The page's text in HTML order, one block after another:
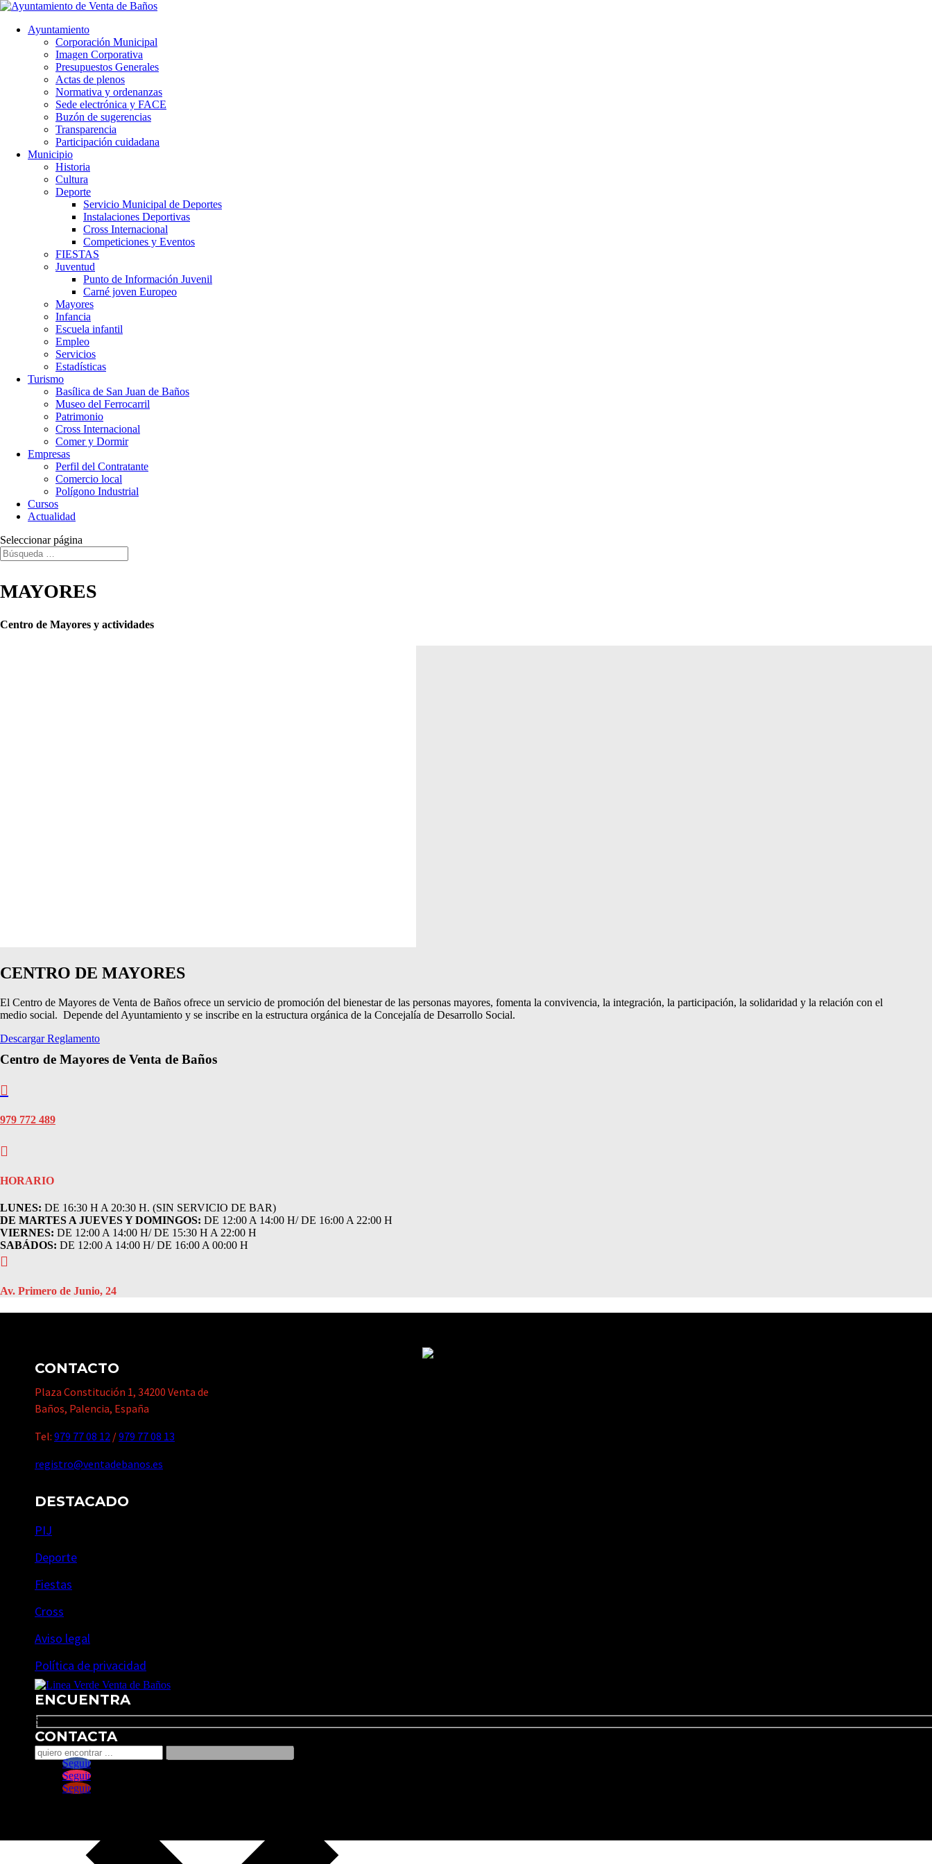
Ayuntamiento
Corporación Municipal
Imagen Corporativa
Presupuestos Generales
Actas de plenos
Normativa y ordenanzas
Sede electrónica y FACE
Buzón de sugerencias
Transparencia
Participación cuidadana
Municipio
Historia
Cultura
Deporte
Servicio Municipal de Deportes
Instalaciones Deportivas
Cross Internacional
Competiciones y Eventos
FIESTAS
Juventud
Punto de Información Juvenil
Carné joven Europeo
Mayores
Infancia
Escuela infantil
Empleo
Servicios
Estadísticas
Turismo
Basílica de San Juan de Baños
Museo del Ferrocarril
Patrimonio
Cross Internacional
Comer y Dormir
Empresas
Perfil del Contratante
Comercio local
Polígono Industrial
Cursos
Actualidad
Seleccionar página
MAYORES
Centro de Mayores y actividades
CENTRO DE MAYORES
El Centro de Mayores de Venta de Baños ofrece un servicio de promoción del bienestar de las personas mayores, fomenta la convivencia, la integración, la participación, la solidaridad y la relación con el
medio social. Depende del Ayuntamiento y se inscribe en la estructura orgánica de la Concejalía de Desarrollo Social.
Descargar Reglamento
Centro de Mayores de Venta de Baños

979 772 489

HORARIO
LUNES: DE 16:30 H A 20:30 H. (SIN SERVICIO DE BAR)
DE MARTES A JUEVES Y DOMINGOS: DE 12:00 A 14:00 H/ DE 16:00 A 22:00 H
VIERNES: DE 12:00 A 14:00 H/ DE 15:30 H A 22:00 H
SABÁDOS: DE 12:00 A 14:00 H/ DE 16:00 A 00:00 H

Av. Primero de Junio, 24
CONTACTO
Plaza Constitución 1, 34200 Venta de
Baños, Palencia, España
Tel: 979 77 08 12 /979 77 08 13
registro@ventadebanos.es
DESTACADO
PIJ
Deporte
Fiestas
Cross
Aviso legal
Política de privacidad
ENCUENTRA
Search
CONTACTA
Seguir
Seguir
Seguir